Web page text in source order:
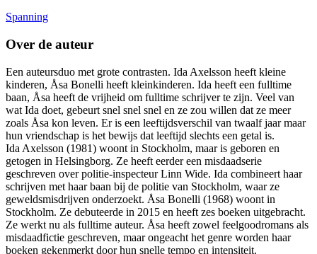
Spanning
Over de auteur
Een auteursduo met grote contrasten. Ida Axelsson heeft kleine
kinderen, Åsa Bonelli heeft kleinkinderen. Ida heeft een fulltime
baan, Åsa heeft de vrijheid om fulltime schrijver te zijn. Veel van
wat Ida doet, gebeurt snel snel snel en ze zou willen dat ze meer
zoals Åsa kon leven. Er is een leeftijdsverschil van twaalf jaar maar
hun vriendschap is het bewijs dat leeftijd slechts een getal is.
Ida Axelsson (1981) woont in Stockholm, maar is geboren en
getogen in Helsingborg. Ze heeft eerder een misdaadserie
geschreven over politie-inspecteur Linn Wide. Ida combineert haar
schrijven met haar baan bij de politie van Stockholm, waar ze
geweldsmisdrijven onderzoekt. Åsa Bonelli (1968) woont in
Stockholm. Ze debuteerde in 2015 en heeft zes boeken uitgebracht.
Ze werkt nu als fulltime auteur. Åsa heeft zowel feelgoodromans als
misdaadfictie geschreven, maar ongeacht het genre worden haar
boeken gekenmerkt door hun snelle tempo en intensiteit.